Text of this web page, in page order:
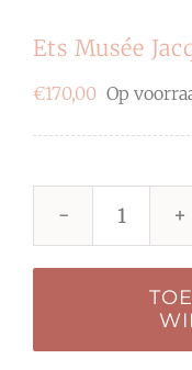
Ets Musée
€170,00 Op
Musée
André